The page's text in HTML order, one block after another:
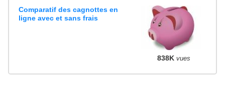
Comparatif des cagnottes en
ligne avec et sans frais
838K vues